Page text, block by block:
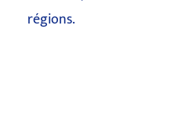
régions.